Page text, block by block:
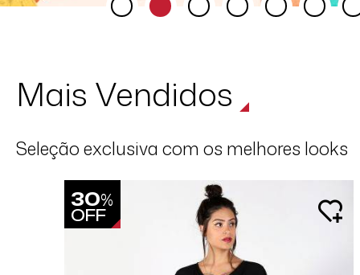
Mais Vendidos
Seleção exclusiva com os melhores looks
30%
OFF